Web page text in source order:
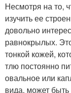
Несмотря на то,
изучить ее
довольно
равнокрылых.
тонкой кожей,
тлю постоянно
овальное или
вида, может